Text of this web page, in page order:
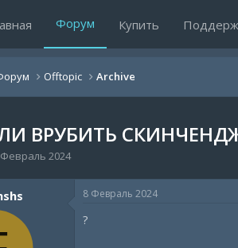
Форум Купить
Offtopic Archive
ВРУБИТЬ
2024
8 Февраль 2024
?